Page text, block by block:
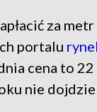
za
portalu
cena to
nie